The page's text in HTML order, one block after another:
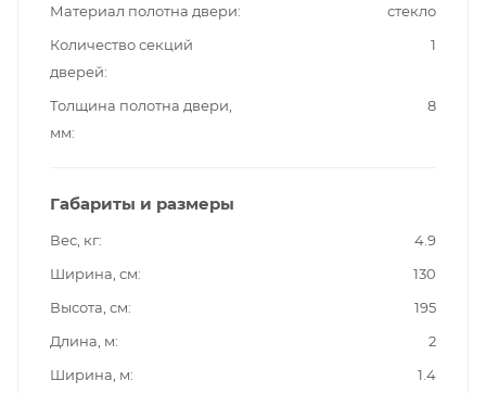
Материал полотна двери
стекло
Количество секций
дверей
1
Толщина полотна двери,
мм
8
Габариты и размеры
Вес, кг
4.9
Ширина, см
130
Высота, см
195
Длина, м
2
Ширина, м
1.4